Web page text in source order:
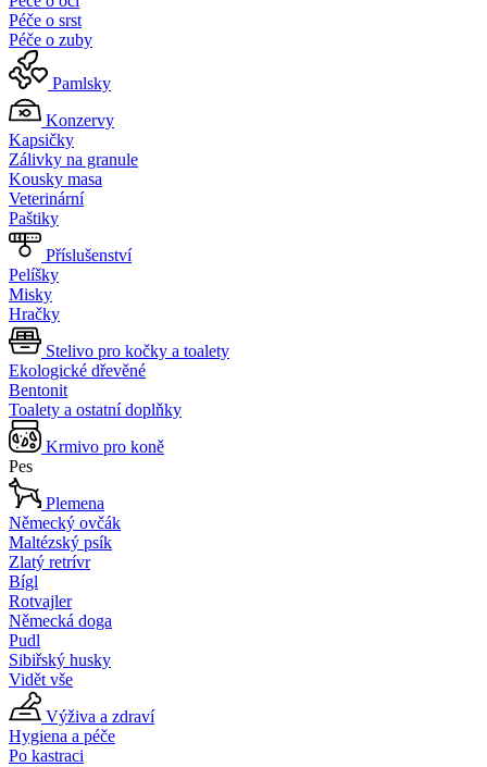
Péče o srst
Péče o zuby
Pamlsky
Konzervy
Kapsičky
Zálivky na granule
Kousky masa
Veterinární
Paštiky
Příslušenství
Pelíšky
Misky
Hračky
Stelivo pro kočky a toalety
Ekologické dřevěné
Bentonit
Toalety a ostatní doplňky
Krmivo pro koně
Pes
Plemena
Německý ovčák
Maltézský psík
Zlatý retrívr
Bígl
Rotvajler
Německá doga
Pudl
Sibiřský husky
Vidět vše
Výživa a zdraví
Hygiena a péče
Po kastraci